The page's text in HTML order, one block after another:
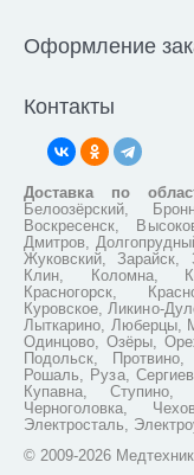
Оформление
Контакты
Доставка по
Белоозёрский,
Воскресенск,
Дмитров,
Жуковский, Зарайск,
Клин, Коломна,
Красногорск,
Куровское, Ликино-
Лыткарино, Люберцы,
Одинцово, Озёры,
Подольск,
Рошаль, Руза,
Купавна,
Черноголовка,
Электросталь,
© 2009-2026